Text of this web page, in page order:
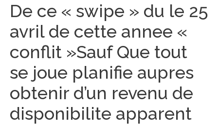
De ce « swipe » du le 25
avril de cette annee «
conflit »Sauf Que tout
se joue planifie aupres
obtenir d’un revenu de
disponibilite apparent